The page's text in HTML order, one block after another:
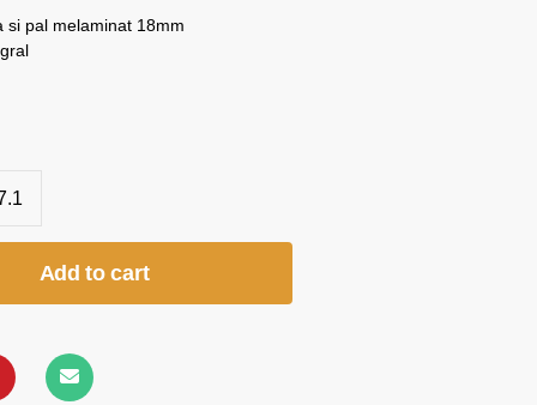
si pal melaminat 18mm
Add to cart